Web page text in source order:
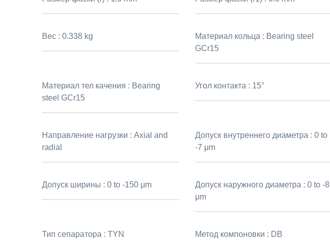
Вес :0.338 kg Материал кольца : Bearing steel
GCr15
Материал тел качения : Bearing
steel GCr15
Угол контакта : 15°
Направление нагрузки :Axial and
radial
Допуск внутреннего диаметра : 0 to
-7 μm
Допуск ширины :0 to -150 μm Допуск наружного диаметра : 0 to -8
μm
Тип сепаратора :TYN Метод компоновки : DB